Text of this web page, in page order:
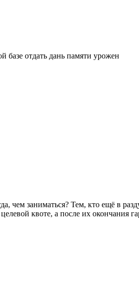
базе отдать дань памяти урожен
чем заниматься? Тем, кто ещё в
квоте, а после их окончания